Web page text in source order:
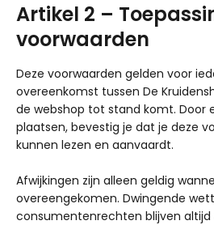
Artikel 2 –
voorwaarden
Deze voorwaarden gelden voor
overeenkomst tussen De
de webshop tot stand komt. Door
plaatsen, bevestig je dat je deze
kunnen lezen en aanvaardt.
Afwijkingen zijn alleen geldig
overeengekomen. Dwingende
consumentenrechten blijven altijd